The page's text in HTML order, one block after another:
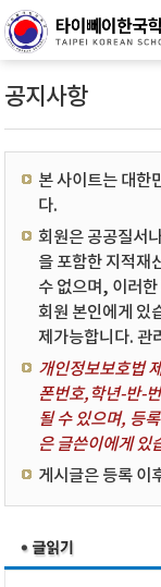
공지사항
본 사이트는 대한
다.
회원은 공공질서
을 포함한 지적재
수 없으며, 이러
회원 본인에게 있
제가능합니다. 관
개인정보보호법
폰번호,학년-반-
될 수 있으며, 등
은 글쓴이에게 있
게시글은 등록 이